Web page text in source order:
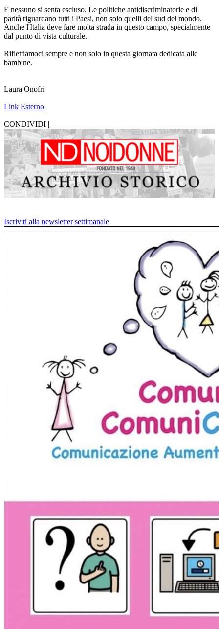
E nessuno si senta escluso. Le politiche antidiscriminatorie e di
parità riguardano tutti i Paesi, non solo quelli del sud del mondo.
Anche l'Italia deve fare molta strada in questo campo, specialmente
dal punto di vista culturale.
Riflettiamoci sempre e non solo in questa giornata dedicata alle
bambine.
Laura Onofri
Link Esterno
CONDIVIDI |
Iscriviti alla newsletter settimanale